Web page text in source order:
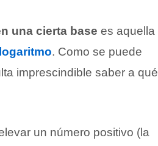
una cierta base es aquella
logaritmo. Como se puede
imprescindible saber a qué
un número positivo (la